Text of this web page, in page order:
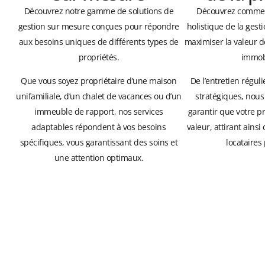
Découvrez notre gamme de solutions de
gestion sur mesure conçues pour répondre
aux besoins uniques de différents types de
propriétés.
Que vous soyez propriétaire d’une maison
unifamiliale, d’un chalet de vacances ou d’un
immeuble de rapport, nos services
adaptables répondent à vos besoins
spécifiques, vous garantissant des soins et
une attention optimaux.
Découvrez
holistique de la
maximiser la valeur
De l’entretien
stratégiques,
garantir que votre
valeur, attirant ainsi
locataires